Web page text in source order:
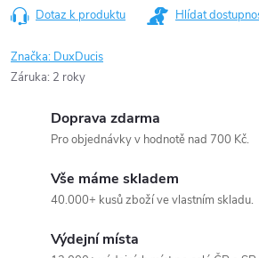
Dotaz k produktu Hlídat
Značka: DuxDucis
Záruka: 2 roky
Doprava zdarma
Pro objednávky v hodnotě nad 700 Kč.
Vše máme skladem
40.000+ kusů zboží ve vlastním skladu.
Výdejní místa